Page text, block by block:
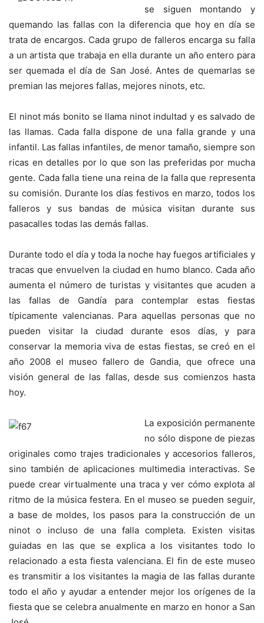
se siguen montando y
quemando las fallas con la diferencia que hoy en día se
trata de encargos. Cada grupo de falleros encarga su falla
a un artista que trabaja en ella durante un año entero para
ser quemada el día de San José. Antes de quemarlas se
premian las mejores fallas, mejores ninots, etc.
El ninot más bonito se llama ninot indultad y es salvado de
las llamas. Cada falla dispone de una falla grande y una
infantil. Las fallas infantiles, de menor tamaño, siempre son
ricas en detalles por lo que son las preferidas por mucha
gente. Cada falla tiene una reina de la falla que representa
su comisión. Durante los días festivos en marzo, todos los
falleros y sus bandas de música visitan durante sus
pasacalles todas las demás fallas.
Durante todo el día y toda la noche hay fuegos artificiales y
tracas que envuelven la ciudad en humo blanco. Cada año
aumenta el número de turistas y visitantes que acuden a
las fallas de Gandía para contemplar estas fiestas
típicamente valencianas. Para aquellas personas que no
pueden visitar la ciudad durante esos días, y para
conservar la memoria viva de estas fiestas, se creó en el
año 2008 el museo fallero de Gandia, que ofrece una
visión general de las fallas, desde sus comienzos hasta
hoy.
La exposición permanente
no sólo dispone de piezas
originales como trajes tradicionales y accesorios falleros,
sino también de aplicaciones multimedia interactivas. Se
puede crear virtualmente una traca y ver cómo explota al
ritmo de la música festera. En el museo se pueden seguir,
a base de moldes, los pasos para la construcción de un
ninot o incluso de una falla completa. Existen visitas
guiadas en las que se explica a los visitantes todo lo
relacionado a esta fiesta valenciana. El fin de este museo
es transmitir a los visitantes la magia de las fallas durante
todo el año y ayudar a entender mejor los orígenes de la
fiesta que se celebra anualmente en marzo en honor a San